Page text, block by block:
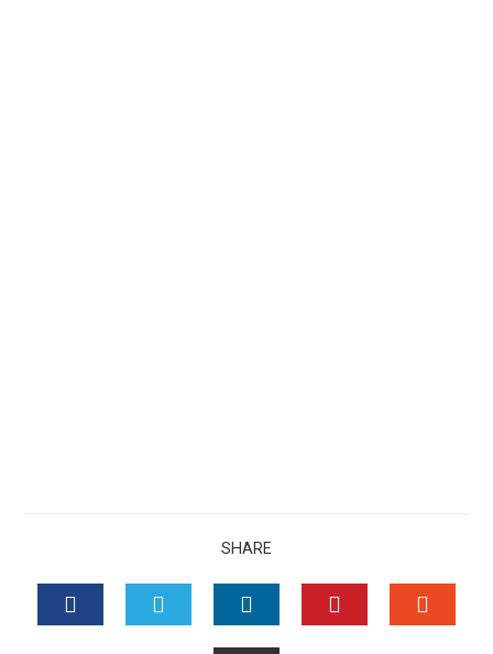
SHARE
TWITTERLINKEDIN